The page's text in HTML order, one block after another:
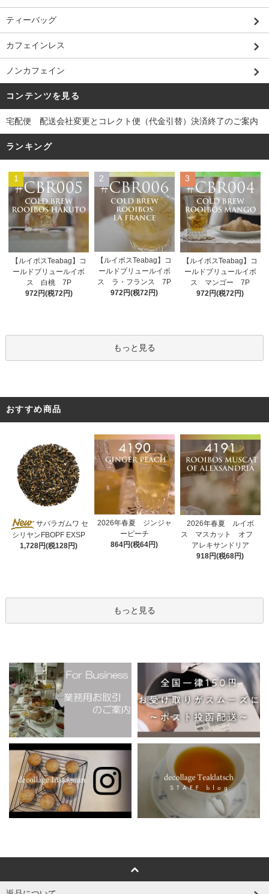
ティーバッグ
カフェインレス
ノンカフェイン
コンテンツを見る
宅配便 配送会社変更とコレクト便（代金引替）決済終了のご案内
ランキング
1
【ルイボスTeabag】コ
ールドブリュールイボ
ス 白桃 7P
972円(税72円)
2
【ルイボスTeabag】コ
ールドブリュールイボ
ス ラ・フランス 7P
972円(税72円)
3
【ルイボスTeabag】コ
ールドブリュールイボ
ス マンゴー 7P
972円(税72円)
もっと見る
おすすめ商品
サバラガムワ セ
シリヤンFBOPF EXSP
1,728円(税128円)
2026年春夏 ジンジャ
ーピーチ
864円(税64円)
2026年春夏 ルイボ
ス マスカット オフ
アレキサンドリア
918円(税68円)
もっと見る